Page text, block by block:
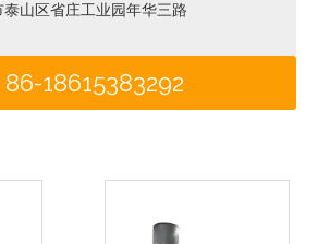
泰山区省庄工业园年华三路
18615383292